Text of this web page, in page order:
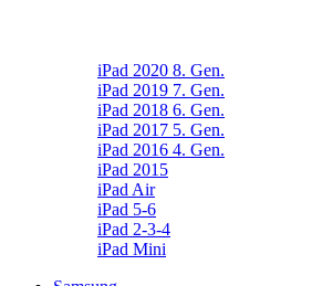
iPad 2020 8. Gen.
iPad 2019 7. Gen.
iPad 2018 6. Gen.
iPad 2017 5. Gen.
iPad 2016 4. Gen.
iPad 2015
iPad Air
iPad 5-6
iPad 2-3-4
iPad Mini